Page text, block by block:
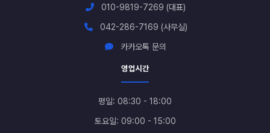
010-9819-7269 (대표)
042-286-7169 (사무실)
카카오톡 문의
영업시간
평일: 08:30 - 18:00
토요일: 09:00 - 15:00